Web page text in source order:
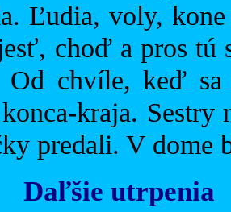
Ľudia, voly,
choď a pros tú
Od chvíle, keď
kraja.
predali. V dome
Daľšie utrpenia